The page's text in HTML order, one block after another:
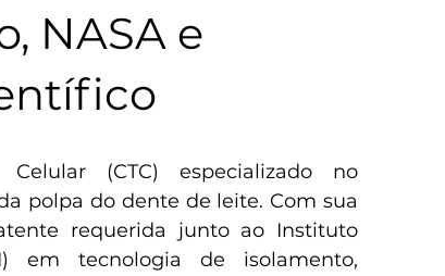
NASA e
(CTC) especializado no
polpa do dente de leite. Com sua
requerida junto ao Instituto
em tecnologia de isolamento,